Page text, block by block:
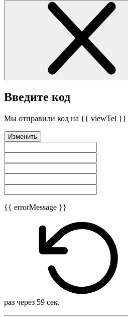
Введите код
Мы отправили код на {{ viewTel }}
Изменить
{{ errorMessage }}
раз через 59 сек.